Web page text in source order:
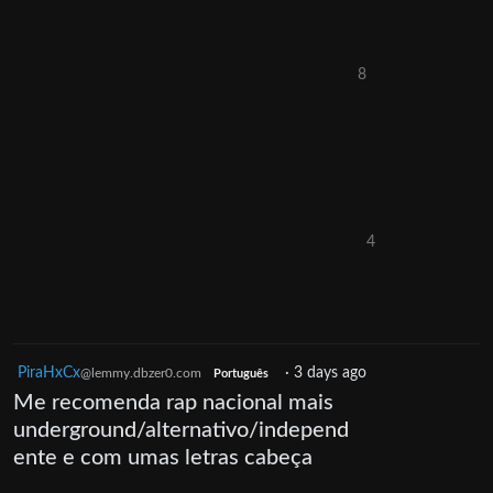
8
4
PiraHxCx@lemmy.dbzer0.com Português · 3 days ago
Me recomenda rap nacional mais
underground/alternativo/independ
ente e com umas letras cabeça